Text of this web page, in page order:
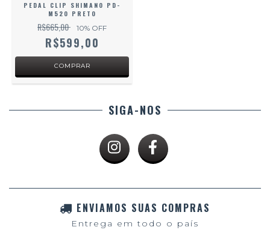
PEDAL CLIP SHIMANO PD-
M520 PRETO
R$665,00 10% OFF
R$599,00
SIGA-NOS
ENVIAMOS SUAS COMPRAS
Entrega em todo o país